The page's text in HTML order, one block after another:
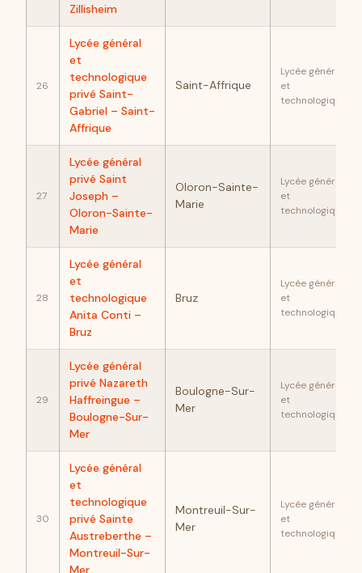
Zillisheim
26
Lycée général
et
technologique
privé Saint-
Gabriel – Saint-
Affrique
Saint-Affrique
Lycée général
et
technologique
27
Lycée général
privé Saint
Joseph –
Oloron-Sainte-
Marie
Oloron-Sainte-
Marie
Lycée général
et
technologique
28
Lycée général
et
technologique
Anita Conti –
Bruz
Bruz
Lycée général
et
technologique
29
Lycée général
privé Nazareth
Haffreingue –
Boulogne-Sur-
Mer
Boulogne-Sur-
Mer
Lycée général
et
technologique
30
Lycée général
et
technologique
privé Sainte
Austreberthe –
Montreuil-Sur-
Mer
Montreuil-Sur-
Mer
Lycée général
et
technologique